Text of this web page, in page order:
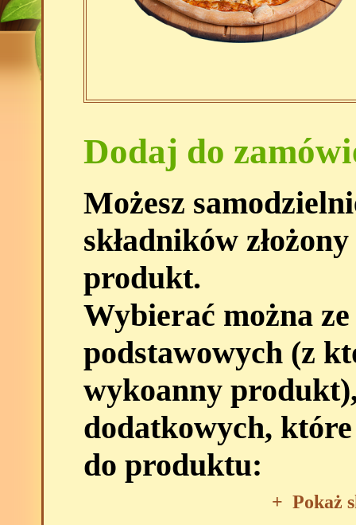
Dodaj do
Możesz
składników
produkt.
Wybierać można
podstawowych (z
wykoanny
dodatkowych,
do produktu:
+ Pokaż